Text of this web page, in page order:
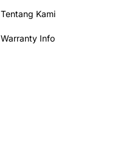
Tentang Kami
Warranty Info